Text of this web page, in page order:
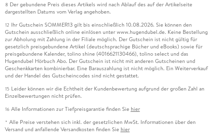
8 Der gebundene Preis dieses Artikels wird nach Ablauf des auf der Artikelseite
dargestellten Datums vom Verlag angehoben.
12 Ihr Gutschein SOMMER13 gilt bis einschließlich 10.08.2026. Sie können den
Gutschein ausschließlich online einlösen unter www.hugendubel.de. Keine Bestellung
zur Abholung mit Zahlung in der Filiale möglich. Der Gutschein ist nicht gültig für
gesetzlich preisgebundene Artikel (deutschsprachige Bücher und eBooks) sowie für
preisgebundene Kalender, tolino shine (4016621130466), tolino select und das
Hugendubel Hörbuch Abo. Der Gutschein ist nicht mit anderen Gutscheinen und
Geschenkkarten kombinierbar. Eine Barauszahlung ist nicht möglich. Ein Weiterverkauf
und der Handel des Gutscheincodes sind nicht gestattet.
15 Leider können wir die Echtheit der Kundenbewertung aufgrund der großen Zahl an
Einzelbewertungen nicht prüfen.
16 Alle Informationen zur Tiefpreisgarantie finden Sie hier
* Alle Preise verstehen sich inkl. der gesetzlichen MwSt. Informationen über den
Versand und anfallende Versandkosten finden Sie hier